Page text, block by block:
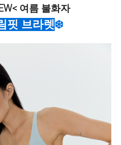
여름 불화자
핏 브라렛❄️